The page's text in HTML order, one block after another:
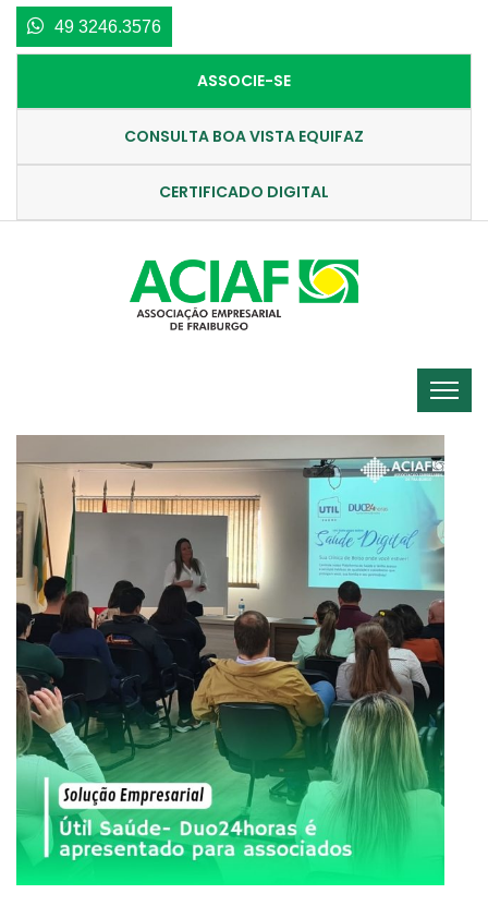
49 3246.3576
ASSOCIE-SE
CONSULTA BOA VISTA EQUIFAZ
CERTIFICADO DIGITAL